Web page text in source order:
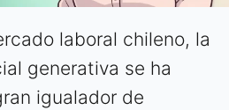
laboral chileno, la
generativa se ha
igualador de